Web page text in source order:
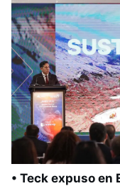
• Teck expuso en